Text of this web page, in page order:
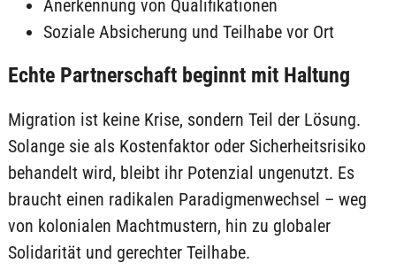
Anerkennung von Qualifikationen
Soziale Absicherung und Teilhabe vor Ort
Echte Partnerschaft beginnt mit Haltung
Migration ist keine Krise, sondern Teil der Lösung.
Solange sie als Kostenfaktor oder Sicherheitsrisiko
behandelt wird, bleibt ihr Potenzial ungenutzt. Es
braucht einen radikalen Paradigmenwechsel – weg
von kolonialen Machtmustern, hin zu globaler
Solidarität und gerechter Teilhabe.